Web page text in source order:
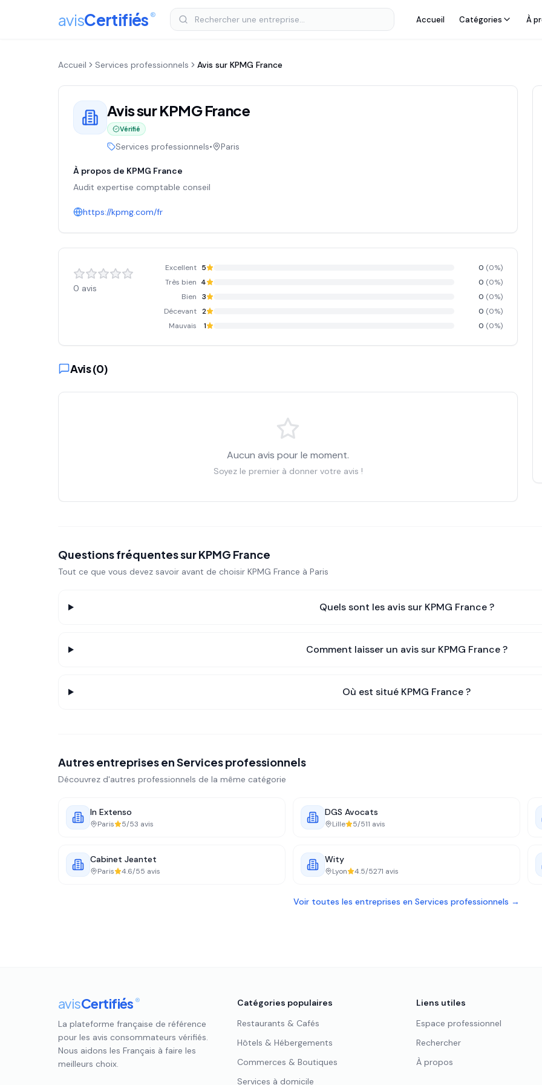
avisCertifiés® Accueil Catégories À
Accueil Services professionnels Avis sur KPMG France
Avis surKPMG France
Vérifié
Services professionnels• Paris
À propos de KPMG France
Audit expertise comptable conseil
https://kpmg.com/fr
0 avis
Excellent 5 0 (0%)
Très bien 4 0 (0%)
Bien
3 0 (0%)
Décevant 2 0 (0%)
Mauvais
1 0 (0%)
Avis (0)
Aucun avis pour le moment.
Soyez le premier à donner votre avis !
Questions fréquentes surKPMG France
Tout ce que vous devez savoir avant de choisir KPMG France à Paris
Quels sont les avis sur KPMG France?
Comment laisser un avis sur KPMG France?
Où est situé KPMG France?
Autres entreprises enServices professionnels
Découvrez d'autres professionnels de la même catégorie
In Extenso
Paris 5/53 avis
DGS Avocats
Lille 5/511 avis
Cabinet Jeantet
Paris 4.6/55 avis
Wity
Lyon 4.5/5271 avis
Voir toutes les entreprises en Services professionnels →
avisCertifiés ®
La plateforme française de référence
pour les avis consommateurs vérifiés.
Nous aidons les Français à faire les
meilleurs choix.
Catégories populaires
Restaurants & Cafés
Hôtels & Hébergements
Commerces & Boutiques
Services à domicile
Liens utiles
Espace professionnel
Rechercher
À propos